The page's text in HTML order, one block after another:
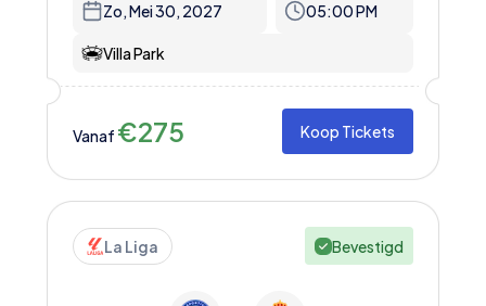
Zo, Mei 30, 2027 05:00 PM
Villa Park
Vanaf €275 Koop Tickets
La Liga Bevestigd